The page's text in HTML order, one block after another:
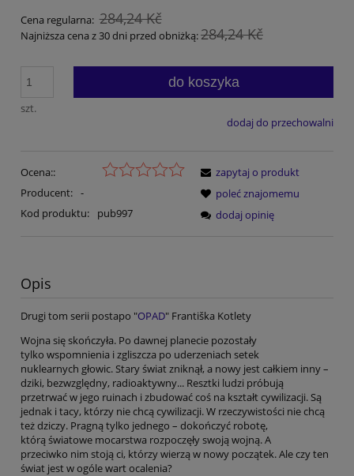
Cena regularna: 284,24 Kč
Najniższa cena z 30 dni przed obniżką:284,24 Kč
szt.
do koszyka
dodaj do przechowalni
Ocena::
Producent: -
Kod produktu:
pub997
zapytaj o produkt
poleć znajomemu
dodaj opinię
Opis
Drugi tom serii postapo "OPAD" Františka Kotlety
Wojna się skończyła. Po dawnej planecie pozostały
tylko wspomnienia i zgliszcza po uderzeniach setek
nuklearnych głowic. Stary świat zniknął, a nowy jest całkiem inny –
dziki, bezwzględny, radioaktywny... Resztki ludzi próbują
przetrwać w jego ruinach i zbudować coś na kształt cywilizacji. Są
jednak i tacy, którzy nie chcą cywilizacji. W rzeczywistości nie chcą
też dziczy. Pragną tylko jednego – dokończyć robotę,
którą światowe mocarstwa rozpoczęły swoją wojną. A
przeciwko nim stoją ci, którzy wierzą w nowy początek. Ale czy ten
świat jest w ogóle wart ocalenia?